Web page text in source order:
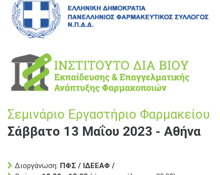
Σεμινάριο Εργαστήριο Φαρμακείου
Σάββατο 13 Μαΐου 2023 - Αθήνα
Διοργάνωση: ΠΦΣ / ΙΔΕΕΑΦ /